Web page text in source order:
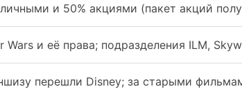
и 50% акциями (пакет акций
и её права; подразделения ILM,
перешли Disney; за старыми